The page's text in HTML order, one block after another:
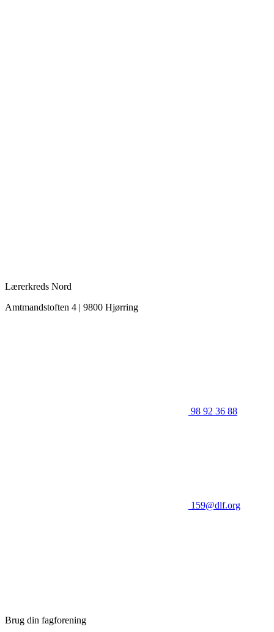
Lærerkreds Nord
Amtmandstoften 4 | 9800 Hjørring
98 92 36 88
159@dlf.org
Brug din fagforening